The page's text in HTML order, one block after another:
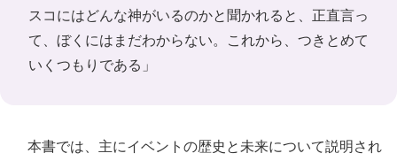
スコにはどんな神がいるのかと聞かれると、正直言っ
て、ぼくにはまだわからない。これから、つきとめて
いくつもりである」
本書では、主にイベントの歴史と未来について説明され